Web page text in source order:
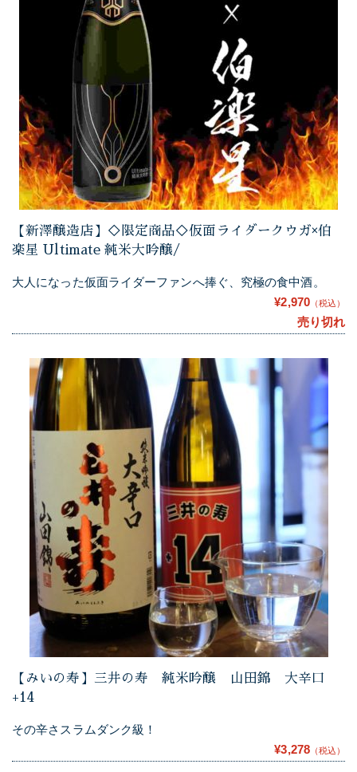
【新澤醸造店】◇限定商品◇仮面ライダークウガ×伯
楽星 Ultimate 純米大吟醸/
大人になった仮面ライダーファンへ捧ぐ、究極の食中酒。
¥2,970 （税込）
売り切れ
【みいの寿】三井の寿 純米吟醸 山田錦 大辛口
+14
その辛さスラムダンク級！
¥3,278 （税込）